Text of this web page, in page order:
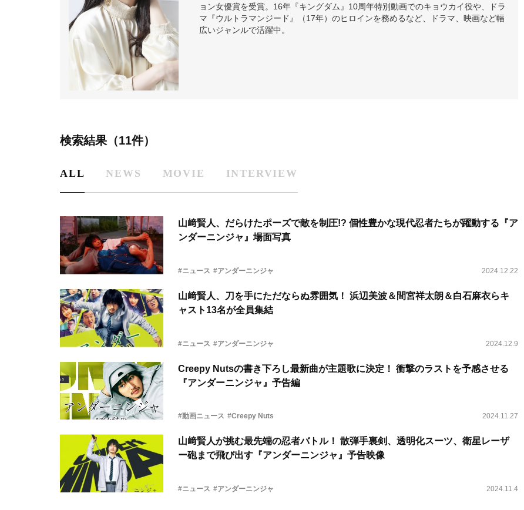
ョン女優賞を受賞。16年『キングダム』10周年特別動画でのキョウカイ役や、ドラ
マ『ウルトラマンジード』（17年）のヒロインを務めるなど、ドラマ、映画など幅
広いジャンルで活躍中。
検索結果（11件）
ALL NEWS MOVIE INTERVIEW
山﨑賢人、だらけたポーズで敵を制圧!? 個性豊かな現代忍者たちが躍動する『ア
ンダーニンジャ』場面写真
#ニュース #アンダーニンジャ 2024.12.22
山﨑賢人、刀を手にただならぬ雰囲気！ 浜辺美波＆間宮祥太朗＆白石麻衣らキ
ャスト13名が全員集結
#ニュース #アンダーニンジャ 2024.12.9
Creepy Nutsの書き下ろし最新曲が主題歌に決定！ 衝撃のラストを予感させる
『アンダーニンジャ』予告編
#動画ニュース #Creepy Nuts 2024.11.27
山﨑賢人が挑む最先端の忍者バトル！ 散弾手裏剣、透明化スーツ、衛星レーザ
ー砲まで飛び出す『アンダーニンジャ』予告映像
#ニュース #アンダーニンジャ 2024.11.4